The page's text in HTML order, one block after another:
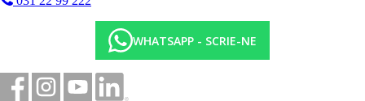
WHATSAPP - SCRIE-NE